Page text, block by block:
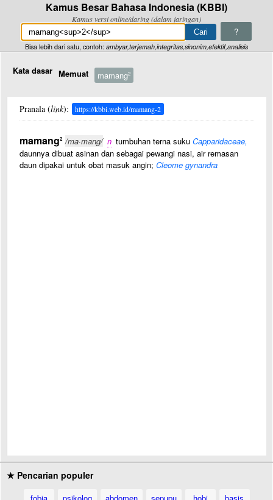
Kamus Besar Bahasa Indonesia (KBBI)
Kamus versi online/daring (dalam jaringan)
?
Bisa lebih dari satu, contoh: ambyar,terjemah,integritas,sinonim,efektif,analisis
Kata dasar Memuat mamang2
Pranala (link): https://kbbi.web.id/mamang-2
mamang2 /ma·mang/ n tumbuhan terna suku Capparidaceae,
daunnya dibuat asinan dan sebagai pewangi nasi, air remasan
daun dipakai untuk obat masuk angin; Cleome gynandra
★ Pencarian populer